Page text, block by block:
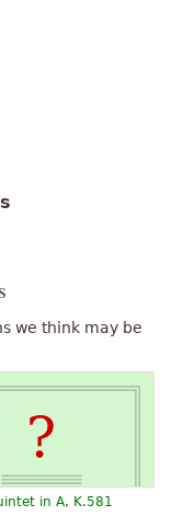
we think may be
in A, K.581